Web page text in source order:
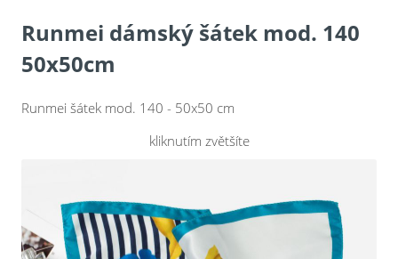
Runmei dámský šátek mod. 140
50x50cm
Runmei šátek mod. 140 - 50x50 cm
kliknutím zvětšíte